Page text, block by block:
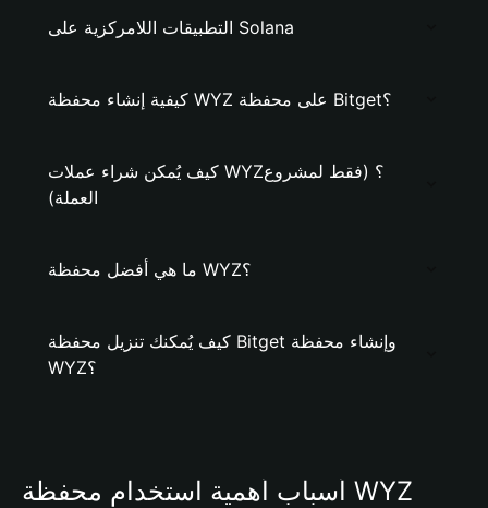
التطبيقات اللامركزية على Solana
كيفية إنشاء محفظة WYZ على محفظة Bitget؟
كيف يُمكن شراء عملات WYZ؟ (فقط لمشروع
العملة)
ما هي أفضل محفظة WYZ؟
كيف يُمكنك تنزيل محفظة Bitget وإنشاء محفظة
WYZ؟
أسباب أهمية استخدام محفظة WYZ